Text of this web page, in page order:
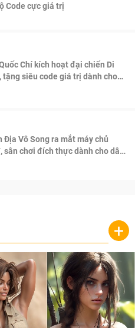
Code cực giá trị
Chí kích hoạt đại chiến Di
tặng siêu code giá trị dành cho
Địa Vô Song ra mắt máy chủ
sân chơi đích thực dành cho dân
+